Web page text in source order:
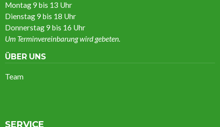
Montag 9 bis 13 Uhr
Dienstag 9 bis 18 Uhr
Donnerstag 9 bis 16 Uhr
Um Terminvereinbarung wird gebeten.
ÜBER UNS
Team
SERVICE